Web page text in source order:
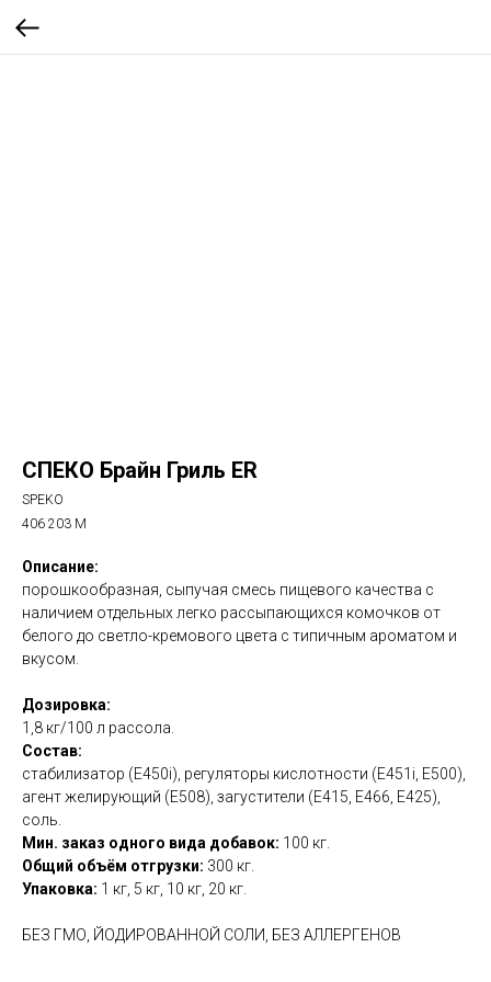
СПЕКО Брайн Гриль ER
SPEKO
406 203 M
Описание:
порошкообразная, сыпучая смесь пищевого качества с
наличием отдельных легко рассыпающихся комочков от
белого до светло-кремового цвета с типичным ароматом и
вкусом.
Дозировка:
1,8 кг/100 л рассола.
Состав:
стабилизатор (Е450i), регуляторы кислотности (Е451i, Е500),
агент желирующий (Е508), загустители (Е415, Е466, Е425),
соль.
Мин. заказ одного вида добавок: 100 кг.
Общий объём отгрузки: 300 кг.
Упаковка: 1 кг, 5 кг, 10 кг, 20 кг.
БЕЗ ГМО, ЙОДИРОВАННОЙ СОЛИ, БЕЗ АЛЛЕРГЕНОВ